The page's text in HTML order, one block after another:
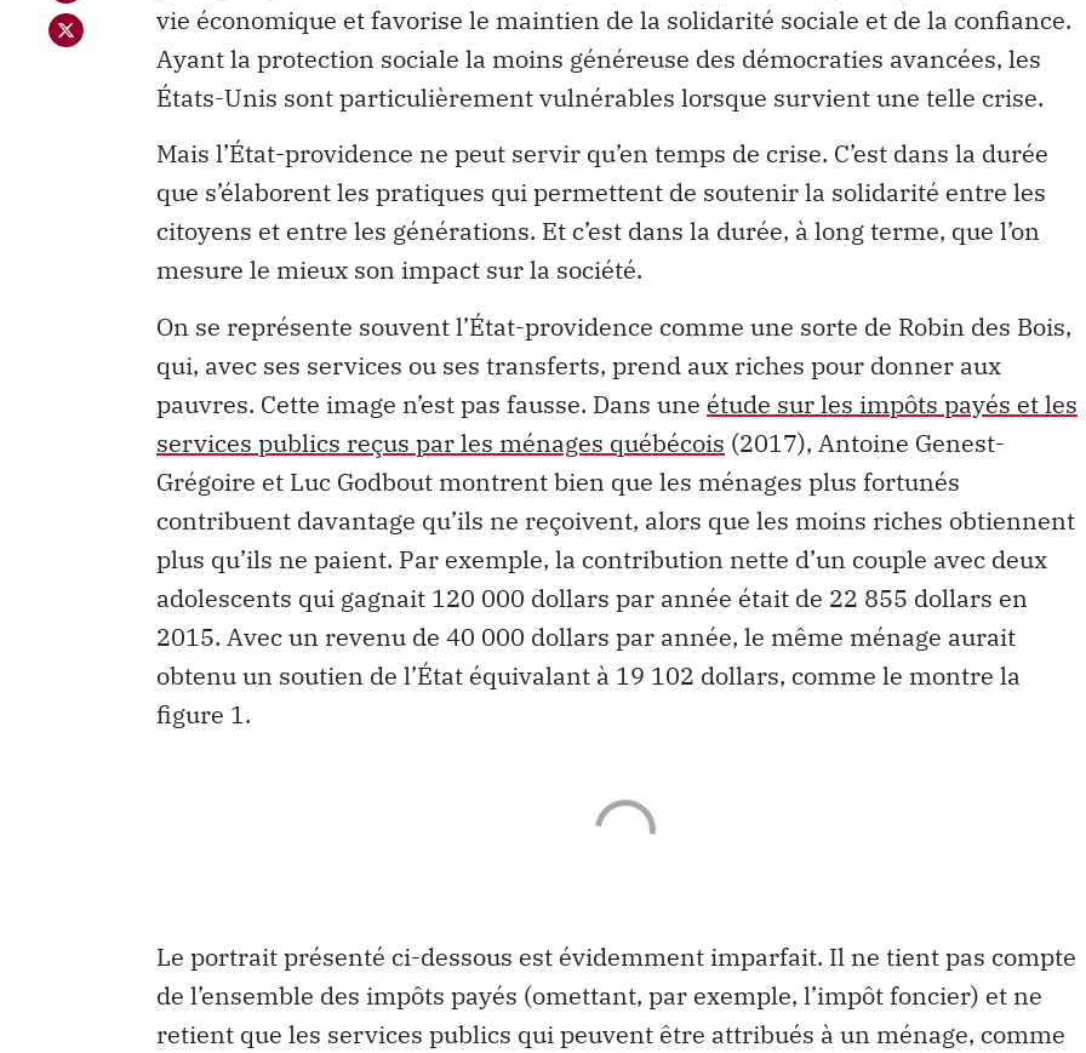
vie économique et favorise le maintien de la solidarité sociale et de la confiance.
Ayant la protection sociale la moins généreuse des démocraties avancées, les
États-Unis sont particulièrement vulnérables lorsque survient une telle crise.
Mais l’État-providence ne peut servir qu’en temps de crise. C’est dans la durée
que s’élaborent les pratiques qui permettent de soutenir la solidarité entre les
citoyens et entre les générations. Et c’est dans la durée, à long terme, que l’on
mesure le mieux son impact sur la société.
On se représente souvent l’État-providence comme une sorte de Robin des Bois,
qui, avec ses services ou ses transferts, prend aux riches pour donner aux
pauvres. Cette image n’est pas fausse. Dans une étude sur les impôts payés et les
services publics reçus par les ménages québécois (2017), Antoine Genest-
Grégoire et Luc Godbout montrent bien que les ménages plus fortunés
contribuent davantage qu’ils ne reçoivent, alors que les moins riches obtiennent
plus qu’ils ne paient. Par exemple, la contribution nette d’un couple avec deux
adolescents qui gagnait 120 000 dollars par année était de 22 855 dollars en
2015. Avec un revenu de 40 000 dollars par année, le même ménage aurait
obtenu un soutien de l’État équivalant à 19 102 dollars, comme le montre la
figure 1.
Le portrait présenté ci-dessous est évidemment imparfait. Il ne tient pas compte
de l’ensemble des impôts payés (omettant, par exemple, l’impôt foncier) et ne
retient que les services publics qui peuvent être attribués à un ménage, comme